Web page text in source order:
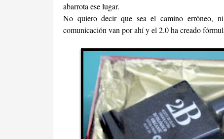
abarrota ese lugar.
No quiero decir que sea el camino erróneo,
comunicación van por ahí y el 2.0 ha creado